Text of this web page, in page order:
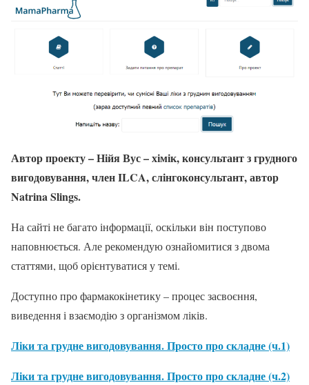
Автор проекту – Нійя Вус – хімік, консультант з грудного
вигодовування, член ILCA, слінгоконсультант, автор
Natrina Slings.
На сайті не багато інформації, оскільки він поступово
наповнюється. Але рекомендую ознайомитися з двома
статтями, щоб орієнтуватися у темі.
Доступно про фармакокінетику – процес засвоєння,
виведення і взаємодію з організмом ліків.
Ліки та грудне вигодовування. Просто про складне (ч.1)
Ліки та грудне вигодовування. Просто про складне (ч.2)